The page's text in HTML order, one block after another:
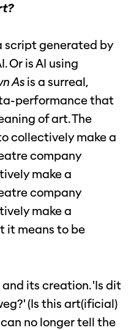
script generated by
Or is AI using
As is a surreal,
performance that
of art. The
collectively make a
company
make a
company
make a
it means to be
its creation. 'Is dit
(Is this art(ificial)
no longer tell the